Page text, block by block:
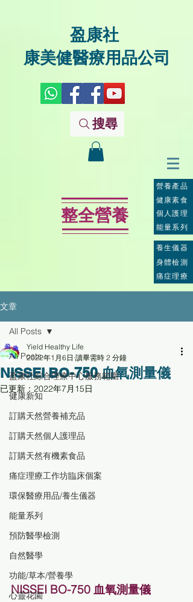
盈康社
康美健醫療用品公司
搜尋
整全營養
營養產品
個人護理
能量系列
健康素食
養生儀器
身體檢測
痛症理療
文章
All Posts
盈康社綜合理療中心服務範圍
健康新知
訂購天然營養補充品
訂購天然個人護理品
訂購天然有機素食品
痛症理療工作坊臨床個案
環保醫療用品/養生儀器
能量系列
預防醫學檢測
自然醫學
功能/草本/營養學
心靈花園
All Posts
NISSEI BO-750 血氧測量儀
Yield Healthy Life
2022年1月6日 讀畢需時 2 分鐘
已更新： 2022年7月15日
NISSEI BO-750 血氧測量儀